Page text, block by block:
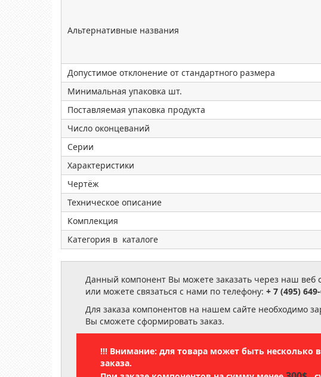
Альтернативные названия
Допустимое отклонение от стандартного размера
Минимальная упаковка шт.
Поставляемая упаковка продукта
Число оконцеваний
Серии
Характеристики
Чертёж
Техническое описание
Комплекция
Категория в каталоге
Данный компонент Вы можете заказать через наш веб
или можете связаться с нами по телефону: + 7 (495)
Для заказа компонентов на нашем сайте необходимо
Вы сможете сформировать заказ.
!!! Внимание: для товара может быть несколько
заказа.